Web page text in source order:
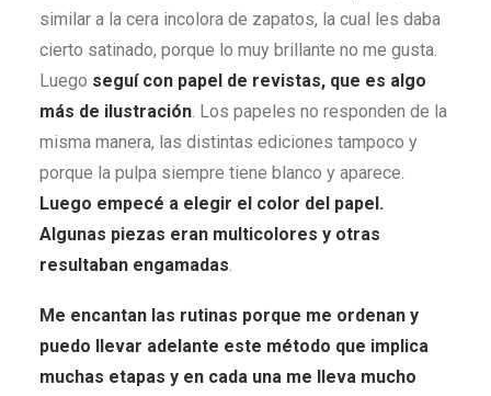
similar a la cera incolora de zapatos, la cual les daba
cierto satinado, porque lo muy brillante no me gusta.
Luego seguí con papel de revistas, que es algo
más de ilustración. Los papeles no responden de la
misma manera, las distintas ediciones tampoco y
porque la pulpa siempre tiene blanco y aparece.
Luego empecé a elegir el color del papel.
Algunas piezas eran multicolores y otras
resultaban engamadas.
Me encantan las rutinas porque me ordenan y
puedo llevar adelante este método que implica
muchas etapas y en cada una me lleva mucho